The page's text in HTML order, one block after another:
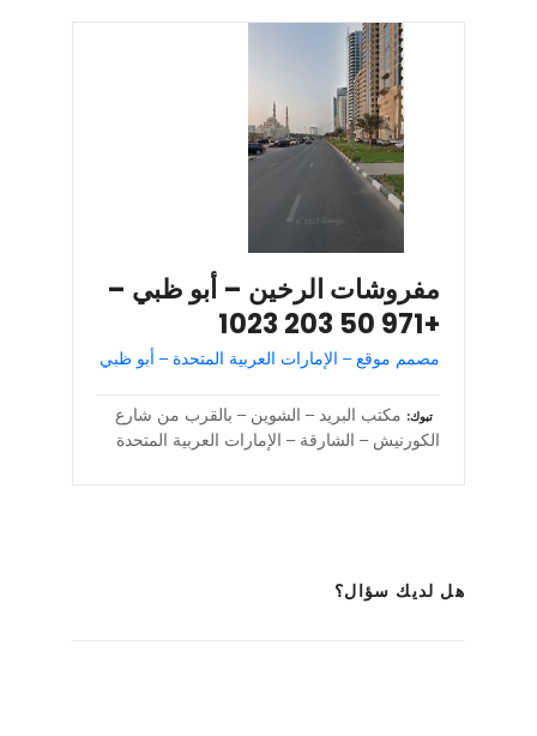
مفروشات الرخين – أبو ظبي –
+971 50 203 1023
مصمم موقع – الإمارات العربية المتحدة – أبو ظبي
تبوك
مكتب البريد – الشوين – بالقرب من شارع
الكورنيش – الشارقة – الإمارات العربية المتحدة
هل لديك سؤال؟